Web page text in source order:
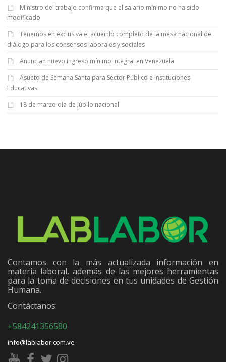
Ministro del trabajo confirma que el salario mínimo no ha sido
modificado
Tenemos en exclusiva el acuerdo completo de la mesa nacional de
diálogo para los consensos laborales y sociales
Anuncian nuevo ingreso mínimo integral en Venezuela
Asueto de Semana Santa para Sector Público e Instituciones
Educativas
18 de marzo día de júbilo nacional
Contamos con la más actualizada información en
materia laboral, además de las mejores herramientas
para la toma de decisiones en tus unidades de Gestión
Humana.
Contáctanos:
+584241356580
info@lablabor.com.ve